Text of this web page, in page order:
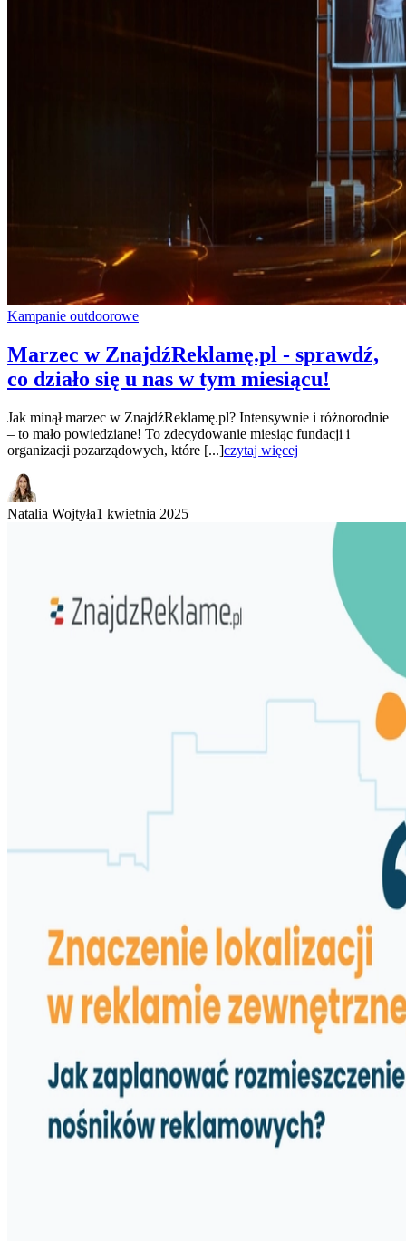
Kampanie outdoorowe
Marzec w ZnajdźReklamę.pl - sprawdź,
co działo się u nas w tym miesiącu!
Jak minął marzec w ZnajdźReklamę.pl? Intensywnie i różnorodnie
– to mało powiedziane! To zdecydowanie miesiąc fundacji i
organizacji pozarządowych, które [...]czytaj więcej
Natalia Wojtyła1 kwietnia 2025